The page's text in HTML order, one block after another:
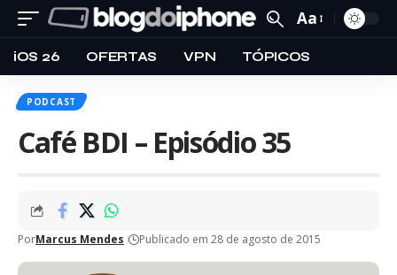
Aa
iOS 26 OFERTAS VPN TÓPICOS
PODCAST
Café BDI – Episódio 35
PorMarcus Mendes Publicado em 28 de agosto de 2015